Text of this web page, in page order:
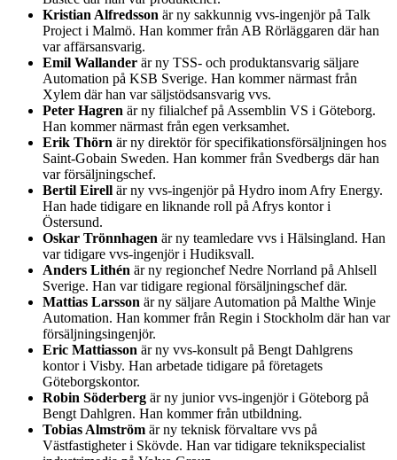
Kristian Alfredsson är ny sakkunnig vvs-ingenjör på Talk
Project i Malmö. Han kommer från AB Rörläggaren där han
var affärsansvarig.
Emil Wallander är ny TSS- och produktansvarig säljare
Automation på KSB Sverige. Han kommer närmast från
Xylem där han var säljstödsansvarig vvs.
Peter Hagren är ny filialchef på Assemblin VS i Göteborg.
Han kommer närmast från egen verksamhet.
Erik Thörn är ny direktör för specifikationsförsäljningen hos
Saint-Gobain Sweden. Han kommer från Svedbergs där han
var försäljningschef.
Bertil Eirell är ny vvs-ingenjör på Hydro inom Afry Energy.
Han hade tidigare en liknande roll på Afrys kontor i
Östersund.
Oskar Trönnhagen är ny teamledare vvs i Hälsingland. Han
var tidigare vvs-ingenjör i Hudiksvall.
Anders Lithén är ny regionchef Nedre Norrland på Ahlsell
Sverige. Han var tidigare regional försäljningschef där.
Mattias Larsson är ny säljare Automation på Malthe Winje
Automation. Han kommer från Regin i Stockholm där han var
försäljningsingenjör.
Eric Mattiasson är ny vvs-konsult på Bengt Dahlgrens
kontor i Visby. Han arbetade tidigare på företagets
Göteborgskontor.
Robin Söderberg är ny junior vvs-ingenjör i Göteborg på
Bengt Dahlgren. Han kommer från utbildning.
Tobias Almström är ny teknisk förvaltare vvs på
Västfastigheter i Skövde. Han var tidigare teknikspecialist